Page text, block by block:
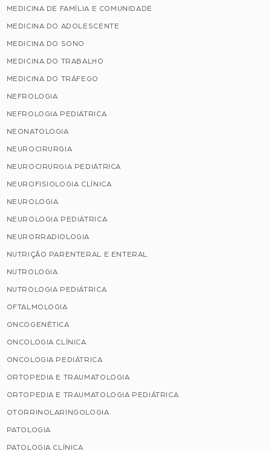
MEDICINA DE FAMÍLIA E COMUNIDADE
MEDICINA DO ADOLESCENTE
MEDICINA DO SONO
MEDICINA DO TRABALHO
MEDICINA DO TRÁFEGO
NEFROLOGIA
NEFROLOGIA PEDIÁTRICA
NEONATOLOGIA
NEUROCIRURGIA
NEUROCIRURGIA PEDIÁTRICA
NEUROFISIOLOGIA CLÍNICA
NEUROLOGIA
NEUROLOGIA PEDIÁTRICA
NEURORRADIOLOGIA
NUTRIÇÃO PARENTERAL E ENTERAL
NUTROLOGIA
NUTROLOGIA PEDIÁTRICA
OFTALMOLOGIA
ONCOGENÉTICA
ONCOLOGIA CLÍNICA
ONCOLOGIA PEDIÁTRICA
ORTOPEDIA E TRAUMATOLOGIA
ORTOPEDIA E TRAUMATOLOGIA PEDIÁTRICA
OTORRINOLARINGOLOGIA
PATOLOGIA
PATOLOGIA CLÍNICA